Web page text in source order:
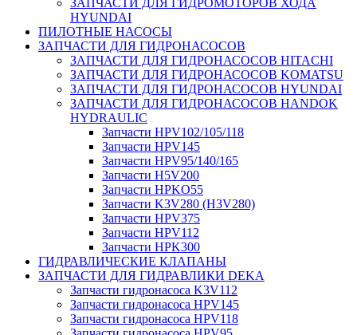
HYUNDAI
ПИЛОТНЫЕ НАСОСЫ
ЗАПЧАСТИ ДЛЯ ГИДРОНАСОСОВ
ЗАПЧАСТИ ДЛЯ ГИДРОНАСОСОВ HITACHI
ЗАПЧАСТИ ДЛЯ ГИДРОНАСОСОВ KOMATSU
ЗАПЧАСТИ ДЛЯ ГИДРОНАСОСОВ HYUNDAI
ЗАПЧАСТИ ДЛЯ ГИДРОНАСОСОВ HANDOK
HYDRAULIC
Запчасти HPV102/105/118
Запчасти HPV145
Запчасти HPV95/140/165
Запчасти H5V200
Запчасти HPKO55
Запчасти K3V280 (H3V280)
Запчасти HPV375
Запчасти HPV112
Запчасти HPK300
ГИДРАВЛИЧЕСКИЕ КЛАПАНЫ
ЗАПЧАСТИ ДЛЯ ГИДРАВЛИКИ DEKA
Запчасти гидронасоса K3V112
Запчасти гидронасоса HPV145
Запчасти гидронасоса HPV118